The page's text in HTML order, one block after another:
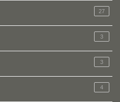
27
3
3
4